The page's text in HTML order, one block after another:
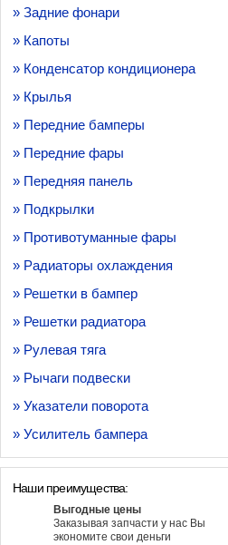
» Задние фонари
» Капоты
» Конденсатор кондиционера
» Крылья
» Передние бамперы
» Передние фары
» Передняя панель
» Подкрылки
» Противотуманные фары
» Радиаторы охлаждения
» Решетки в бампер
» Решетки радиатора
» Рулевая тяга
» Рычаги подвески
» Указатели поворота
» Усилитель бампера
Наши преимущества:
Выгодные цены
Заказывая запчасти у нас Вы
экономите свои деньги